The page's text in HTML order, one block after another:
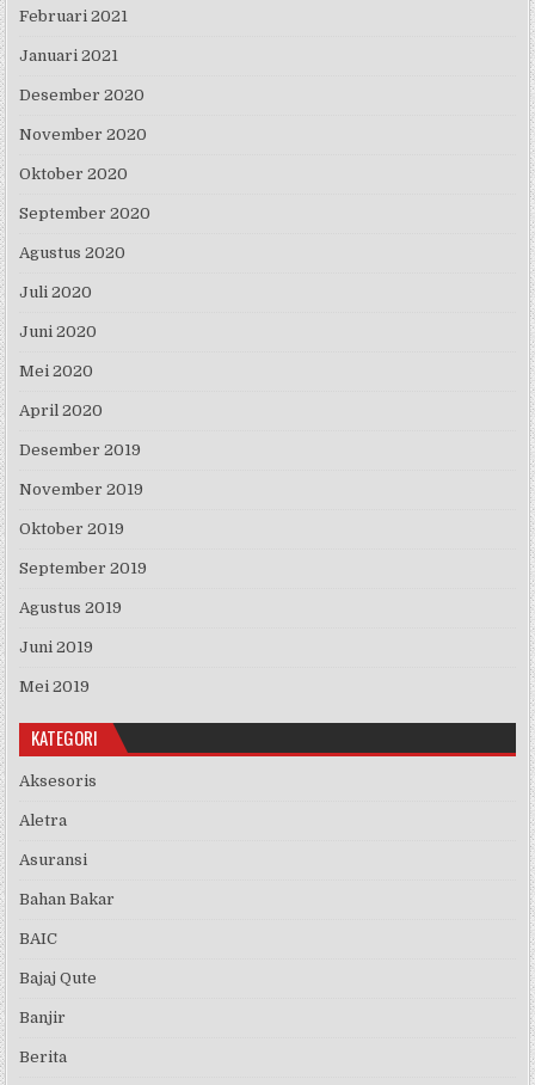
Februari 2021
Januari 2021
Desember 2020
November 2020
Oktober 2020
September 2020
Agustus 2020
Juli 2020
Juni 2020
Mei 2020
April 2020
Desember 2019
November 2019
Oktober 2019
September 2019
Agustus 2019
Juni 2019
Mei 2019
KATEGORI
Aksesoris
Aletra
Asuransi
Bahan Bakar
BAIC
Bajaj Qute
Banjir
Berita